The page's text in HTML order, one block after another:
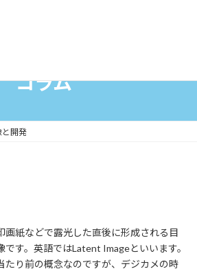
コラム
と開発
画紙などで露光した直後に形成される目
です。英語ではLatent Imageといいます。
たり前の概念なのですが、デジカメの時